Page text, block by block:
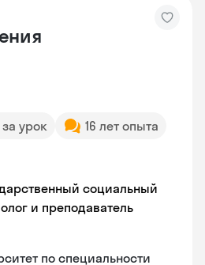
за урок
16 лет опыта
социальный
и преподаватель
по специальности